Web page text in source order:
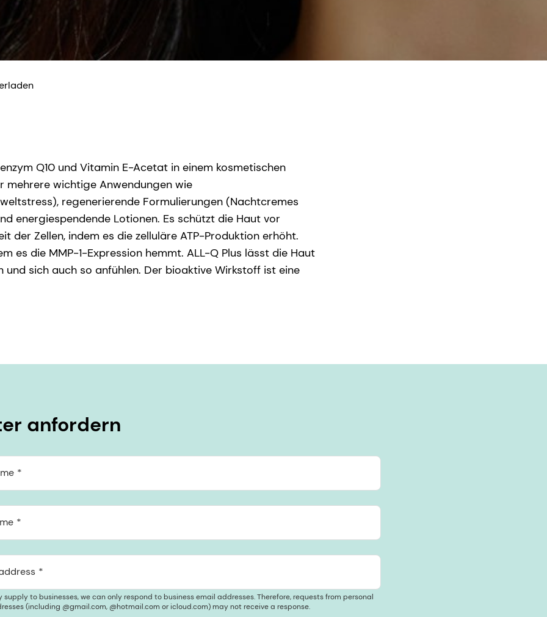
Q10 und Vitamin E-Acetat in einem kosmetischen
mehrere wichtige Anwendungen wie
regenerierende Formulierungen (Nachtcremes
energiespendende Lotionen. Es schützt die Haut vor
der Zellen, indem es die zelluläre ATP-Produktion erhöht.
es die MMP-1-Expression hemmt. ALL-Q Plus lässt die Haut
sich auch so anfühlen. Der bioaktive Wirkstoff ist eine
anfordern
supply to businesses, we can only respond to business email addresses. Therefore, requests from personal
(including @gmail.com, @hotmail.com or icloud.com) may not receive a response.